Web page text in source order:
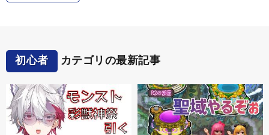
初心者 カテゴリの最新記事